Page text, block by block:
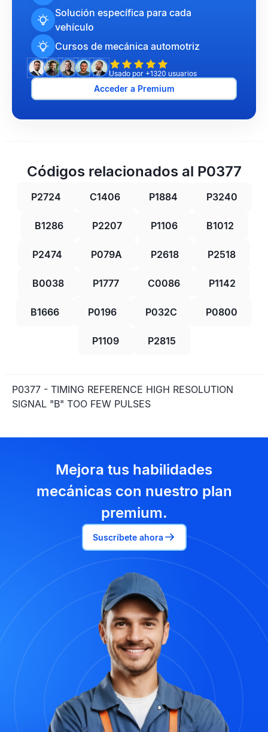
Solución específica para cada
vehículo
Cursos de mecánica automotriz
Usado por +1320 usuarios
Acceder a Premium
Códigos relacionados al P0377
P2724 C1406 P1884 P3240
B1286 P2207 P1106 B1012
P2474 P079A P2618 P2518
B0038 P1777 C0086 P1142
B1666 P0196 P032C P0800
P1109 P2815
P0377 - TIMING REFERENCE HIGH RESOLUTION
SIGNAL "B" TOO FEW PULSES
Mejora tus habilidades
mecánicas con nuestro plan
premium.
Suscríbete ahora